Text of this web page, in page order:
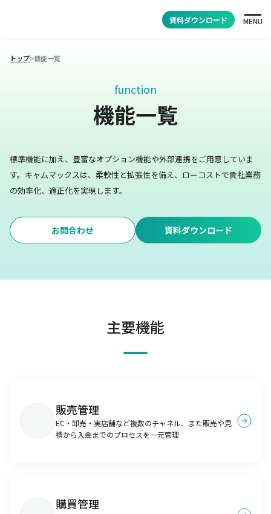
資料ダウンロード MENU
トップ>機能一覧
function
機能一覧
標準機能に加え、豊富なオプション機能や外部連携をご用意していま
す。 キャムマックスは、柔軟性と拡張性を備え、ローコストで貴社業務
の効率化、適正化を実現します。
お問合わせ 資料ダウンロード
主要機能
販売管理
EC・卸売・実店舗など複数のチャネル、また販売や見
積から入金までのプロセスを一元管理
購買管理